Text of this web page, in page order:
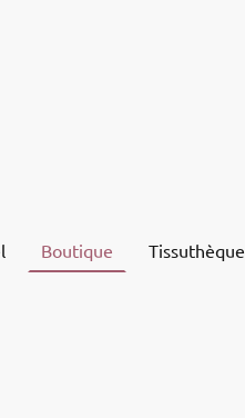
Boutique Tissuthèque